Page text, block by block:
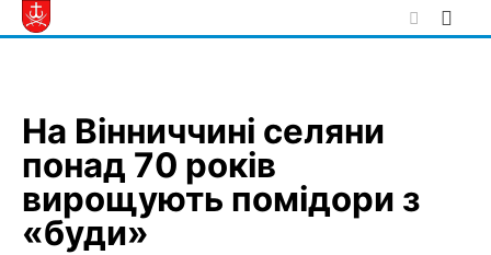
Skip
to
На Вінниччині селяни
понад 70 років
вирощують помідори з
«буди»